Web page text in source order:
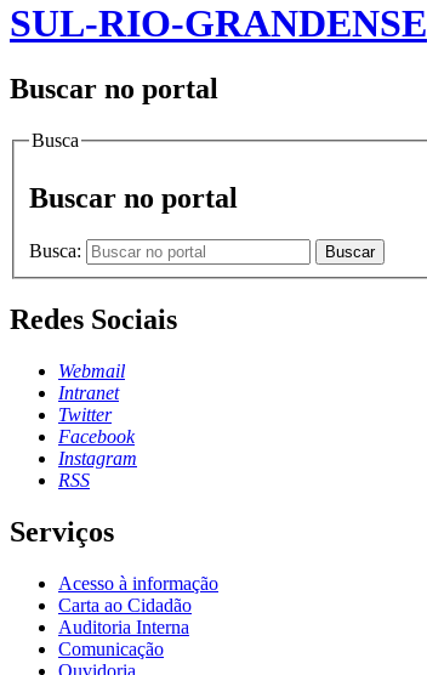
SUL-RIO-GRANDENSE
Buscar no portal
Busca
Buscar no portal
Busca: Buscar
Redes Sociais
Webmail
Intranet
Twitter
Facebook
Instagram
RSS
Serviços
Acesso à informação
Carta ao Cidadão
Auditoria Interna
Comunicação
Ouvidoria